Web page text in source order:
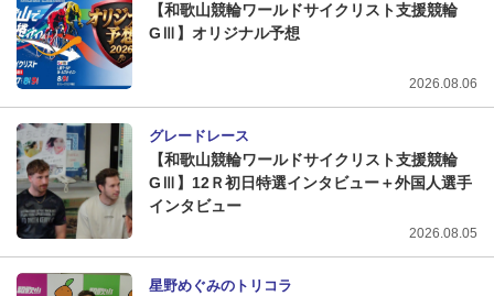
【和歌山競輪ワールドサイクリスト支援競輪
GⅢ】オリジナル予想
2026.08.06
グレードレース
【和歌山競輪ワールドサイクリスト支援競輪
GⅢ】12Ｒ初日特選インタビュー＋外国人選手
インタビュー
2026.08.05
星野めぐみのトリコラ